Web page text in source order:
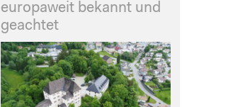
europaweit bekannt und
geachtet